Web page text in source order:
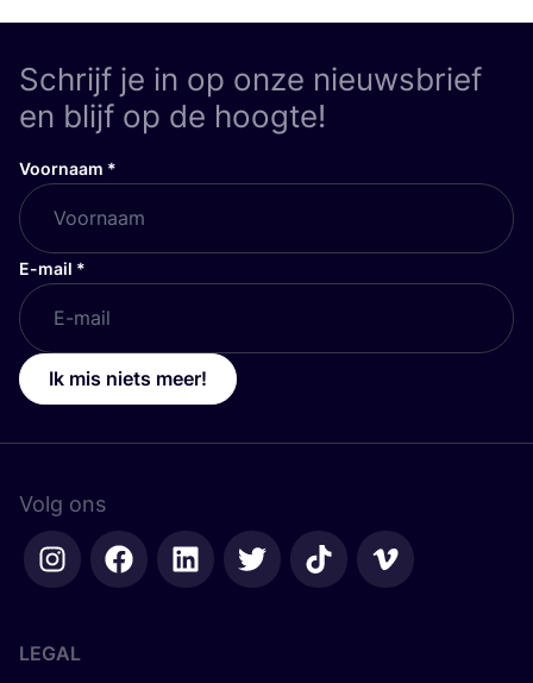
Schrijf je in op onze nieuwsbrief
en blijf op de hoogte!
Voornaam *
E-mail *
Ik mis niets meer!
Volg ons
LEGAL